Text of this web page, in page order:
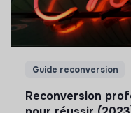
Guide reconversion
Reconversion